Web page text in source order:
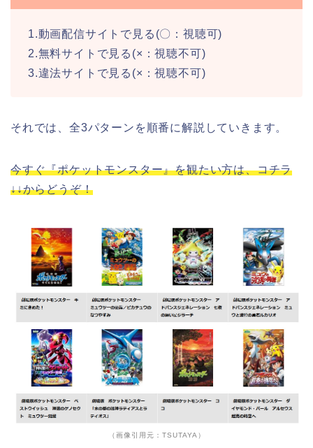
1.動画配信サイトで見る(〇：視聴可)
2.無料サイトで見る(×：視聴不可)
3.違法サイトで見る(×：視聴不可)
それでは、全3パターンを順番に解説していきます。
今すぐ『ポケットモンスター』を観たい方は、コチラ
↓↓からどうぞ！
（画像引用元：TSUTAYA）